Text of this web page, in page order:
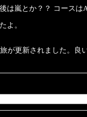
は嵐とか？？ コース
よ。
が更新されました。良